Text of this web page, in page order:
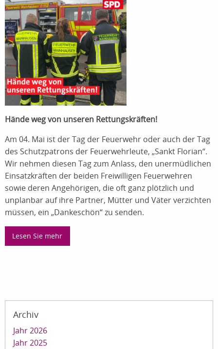
Hände weg von unseren Rettungskräften!
Am 04. Mai ist der Tag der Feuerwehr oder auch der Tag
des Schutzpatrons der Feuerwehrleute, „Sankt Florian“.
Wir nehmen diesen Tag zum Anlass, den unermüdlichen
Einsatzkräften der beiden Freiwilligen Feuerwehren
sowie deren Angehörigen, die oft ganz plötzlich und
unplanbar auf ihre Partner, Mütter und Väter verzichten
müssen, ein „Dankeschön“ zu senden.
Lesen Sie mehr
Archiv
Jahr 2026
Jahr 2025